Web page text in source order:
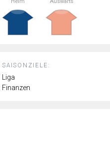
SAISONZIELE:
Liga
Finanzen